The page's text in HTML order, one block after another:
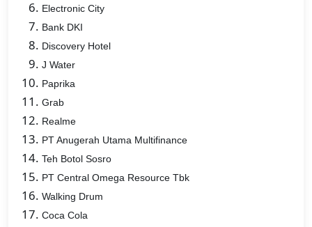
Electronic City
Bank DKI
Discovery Hotel
J Water
Paprika
Grab
Realme
PT Anugerah Utama Multifinance
Teh Botol Sosro
PT Central Omega Resource Tbk
Walking Drum
Coca Cola